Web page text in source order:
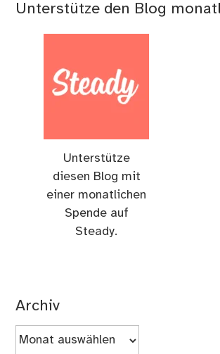
Unterstütze den Blog
Unterstütze
diesen Blog mit
einer monatlichen
Spende auf
Steady.
Archiv
Archiv